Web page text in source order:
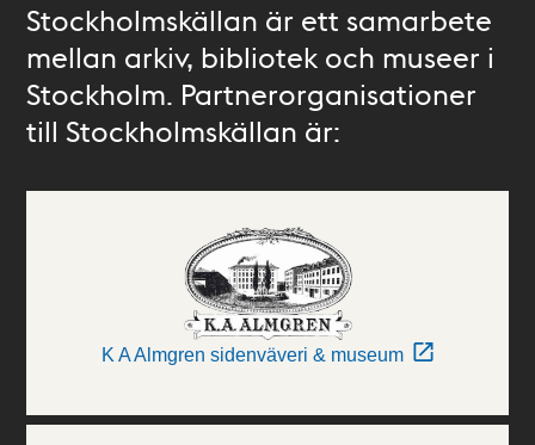
Stockholmskällan är ett samarbete
mellan arkiv, bibliotek och museer i
Stockholm. Partnerorganisationer
till Stockholmskällan är:
K A Almgren sidenväveri & museum